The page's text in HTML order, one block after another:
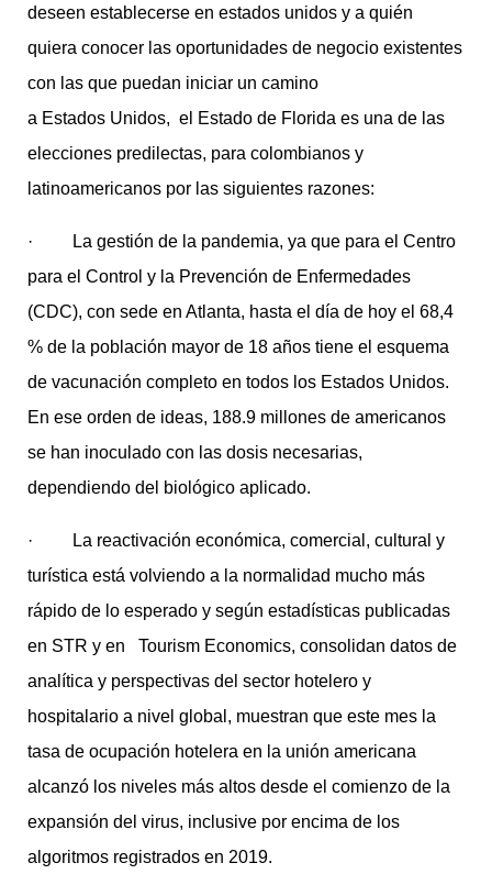
deseen establecerse en estados unidos y a quién
quiera conocer las oportunidades de negocio existentes
con las que puedan iniciar un camino
a Estados Unidos, el Estado de Florida es una de las
elecciones predilectas, para colombianos y
latinoamericanos por las siguientes razones:
· La gestión de la pandemia, ya que para el Centro
para el Control y la Prevención de Enfermedades
(CDC), con sede en Atlanta, hasta el día de hoy el 68,4
% de la población mayor de 18 años tiene el esquema
de vacunación completo en todos los Estados Unidos.
En ese orden de ideas, 188.9 millones de americanos
se han inoculado con las dosis necesarias,
dependiendo del biológico aplicado.
· La reactivación económica, comercial, cultural y
turística está volviendo a la normalidad mucho más
rápido de lo esperado y según estadísticas publicadas
en STR y en Tourism Economics, consolidan datos de
analítica y perspectivas del sector hotelero y
hospitalario a nivel global, muestran que este mes la
tasa de ocupación hotelera en la unión americana
alcanzó los niveles más altos desde el comienzo de la
expansión del virus, inclusive por encima de los
algoritmos registrados en 2019.